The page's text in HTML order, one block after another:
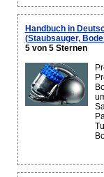
Handbuch in
(Staubsauger,
5 von 5 Sternen